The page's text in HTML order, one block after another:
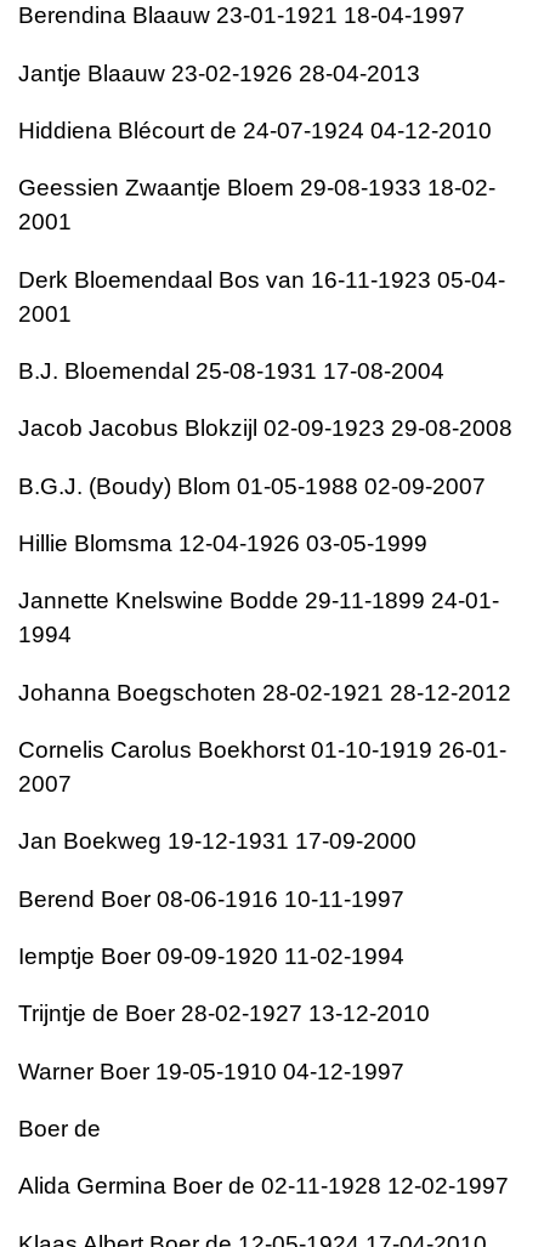
Berendina Blaauw 23-01-1921 18-04-1997
Jantje Blaauw 23-02-1926 28-04-2013
Hiddiena Blécourt de 24-07-1924 04-12-2010
Geessien Zwaantje Bloem 29-08-1933 18-02-
2001
Derk Bloemendaal Bos van 16-11-1923 05-04-
2001
B.J. Bloemendal 25-08-1931 17-08-2004
Jacob Jacobus Blokzijl 02-09-1923 29-08-2008
B.G.J. (Boudy) Blom 01-05-1988 02-09-2007
Hillie Blomsma 12-04-1926 03-05-1999
Jannette Knelswine Bodde 29-11-1899 24-01-
1994
Johanna Boegschoten 28-02-1921 28-12-2012
Cornelis Carolus Boekhorst 01-10-1919 26-01-
2007
Jan Boekweg 19-12-1931 17-09-2000
Berend Boer 08-06-1916 10-11-1997
Iemptje Boer 09-09-1920 11-02-1994
Trijntje de Boer 28-02-1927 13-12-2010
Warner Boer 19-05-1910 04-12-1997
Boer de
Alida Germina Boer de 02-11-1928 12-02-1997